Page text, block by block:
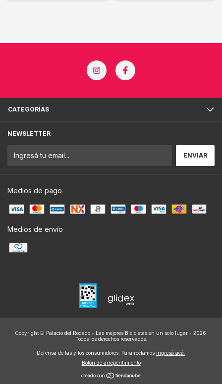
CATEGORÍAS
NEWSLETTER
Medios de pago
Medios de envío
Copyright El Palacio del Rodado - Las mejores Bicicletas en un solo lugar - 2026.
Todos los derechos reservados.
Defensa de las y los consumidores. Para reclamos ingresá acá.
Botón de arrepentimiento